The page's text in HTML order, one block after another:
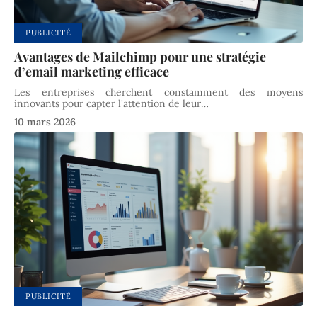
PUBLICITÉ
Avantages de Mailchimp pour une stratégie
d’email marketing efficace
Les entreprises cherchent constamment des moyens
innovants pour capter l'attention de leur…
10 mars 2026
PUBLICITÉ